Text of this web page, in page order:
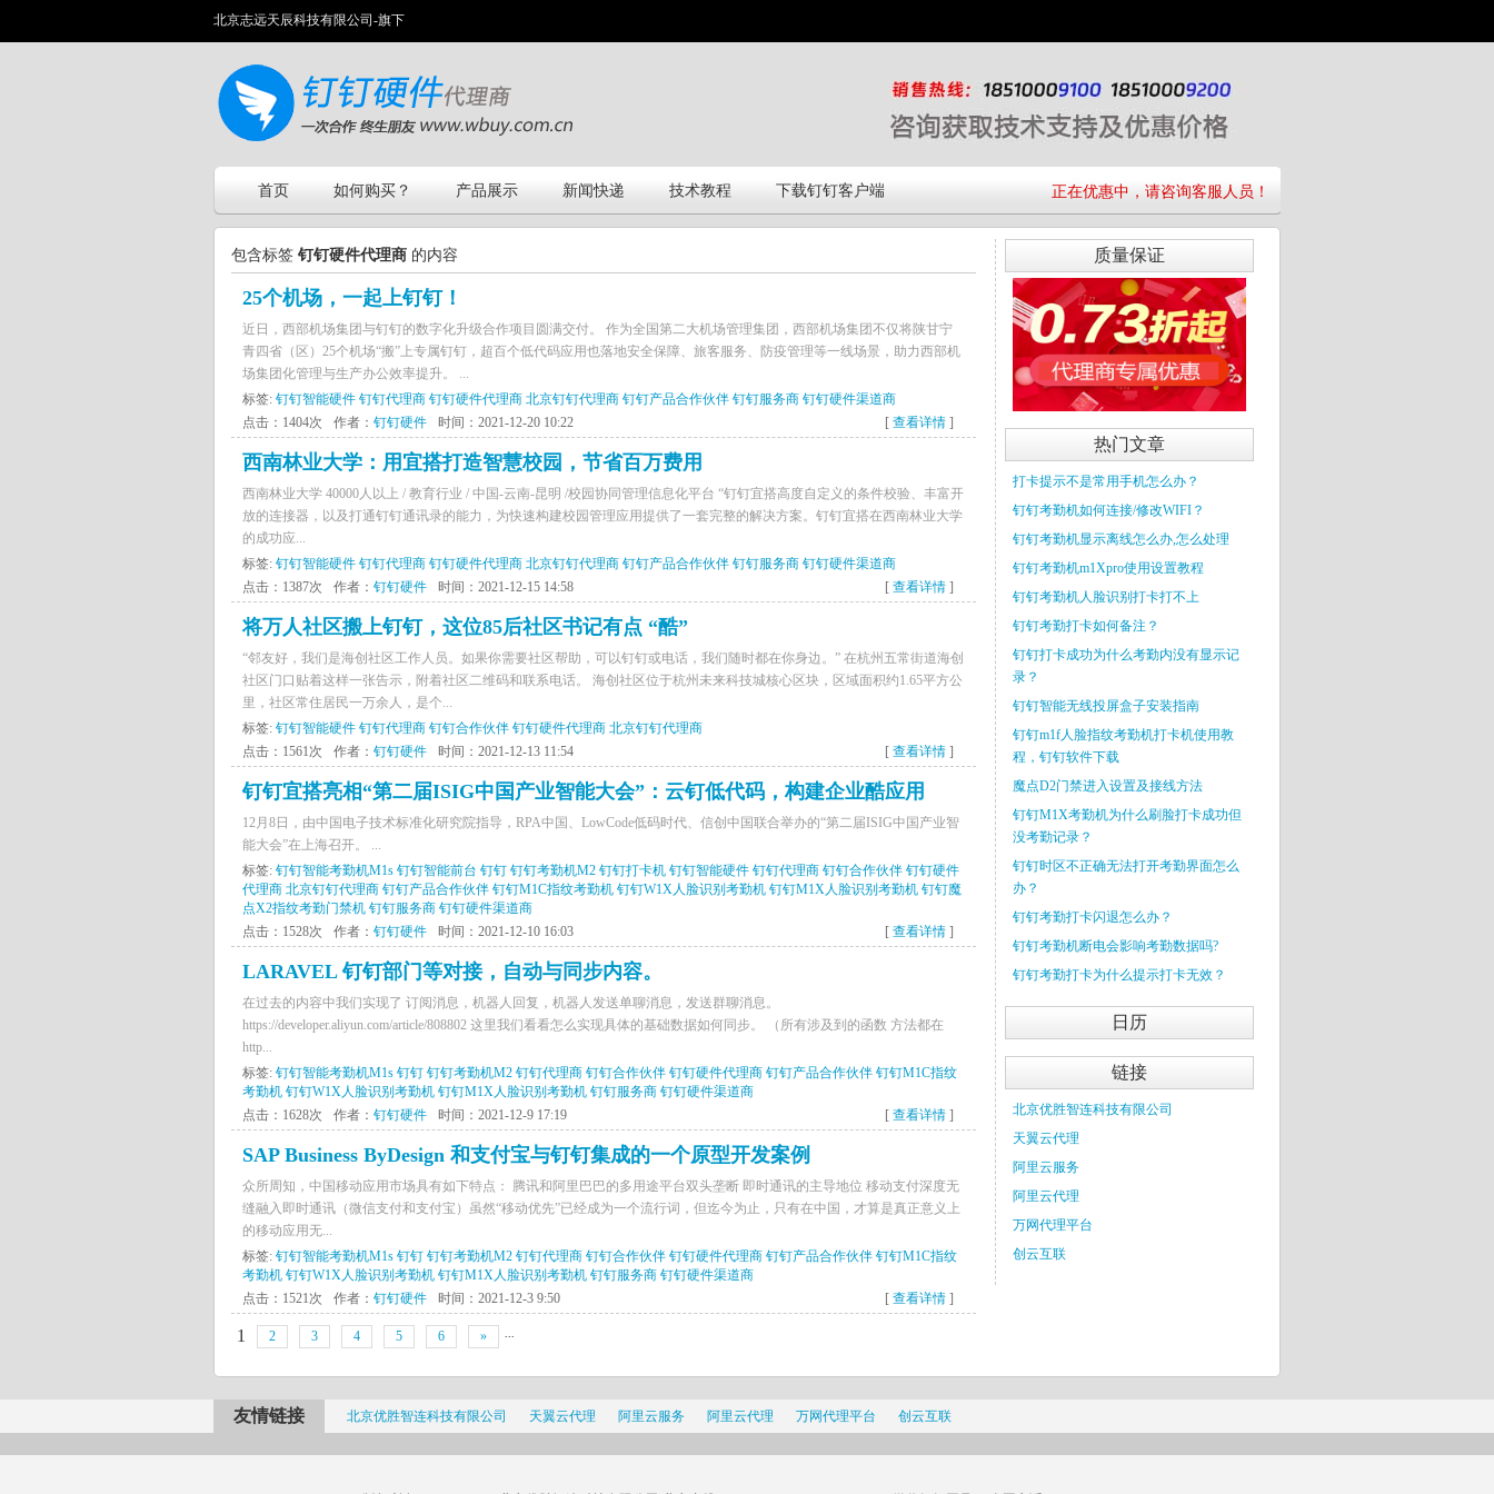
北京志远天辰科技有限公司-旗下
首页 如何购买？ 产品展示 新闻快递 技术教程 下载钉钉客户端 正在优惠中，请咨询客服人员！
包含标签 钉钉硬件代理商 的内容
25个机场，一起上钉钉！
近日，西部机场集团与钉钉的数字化升级合作项目圆满交付。 作为全国第二大机场管理集团，西部机场集团不仅将陕甘宁
青四省（区）25个机场“搬”上专属钉钉，超百个低代码应用也落地安全保障、旅客服务、防疫管理等一线场景，助力西部机
场集团化管理与生产办公效率提升。 ...
标签: 钉钉智能硬件 钉钉代理商 钉钉硬件代理商 北京钉钉代理商 钉钉产品合作伙伴 钉钉服务商 钉钉硬件渠道商
点击：1404次
作者： 钉钉硬件 时间：2021-12-20 10:22 [ 查看详情 ]
西南林业大学：用宜搭打造智慧校园，节省百万费用
西南林业大学 40000人以上 / 教育行业 / 中国-云南-昆明 /校园协同管理信息化平台 “钉钉宜搭高度自定义的条件校验、丰富开
放的连接器，以及打通钉钉通讯录的能力，为快速构建校园管理应用提供了一套完整的解决方案。钉钉宜搭在西南林业大学
的成功应...
标签: 钉钉智能硬件 钉钉代理商 钉钉硬件代理商 北京钉钉代理商 钉钉产品合作伙伴 钉钉服务商 钉钉硬件渠道商
点击：1387次
作者： 钉钉硬件 时间：2021-12-15 14:58 [ 查看详情 ]
将万人社区搬上钉钉，这位85后社区书记有点 “酷”
“邻友好，我们是海创社区工作人员。如果你需要社区帮助，可以钉钉或电话，我们随时都在你身边。” 在杭州五常街道海创
社区门口贴着这样一张告示，附着社区二维码和联系电话。 海创社区位于杭州未来科技城核心区块，区域面积约1.65平方公
里，社区常住居民一万余人，是个...
标签: 钉钉智能硬件 钉钉代理商 钉钉合作伙伴 钉钉硬件代理商 北京钉钉代理商
点击：1561次
作者： 钉钉硬件 时间：2021-12-13 11:54 [ 查看详情 ]
钉钉宜搭亮相“第二届ISIG中国产业智能大会”：云钉低代码，构建企业酷应用
12月8日，由中国电子技术标准化研究院指导，RPA中国、LowCode低码时代、信创中国联合举办的“第二届ISIG中国产业智
能大会”在上海召开。 ...
标签: 钉钉智能考勤机M1s 钉钉智能前台 钉钉 钉钉考勤机M2 钉钉打卡机 钉钉智能硬件 钉钉代理商 钉钉合作伙伴 钉钉硬件
代理商 北京钉钉代理商 钉钉产品合作伙伴 钉钉M1C指纹考勤机 钉钉W1X人脸识别考勤机 钉钉M1X人脸识别考勤机 钉钉魔
点X2指纹考勤门禁机 钉钉服务商 钉钉硬件渠道商
点击：1528次
作者： 钉钉硬件 时间：2021-12-10 16:03 [ 查看详情 ]
LARAVEL 钉钉部门等对接，自动与同步内容。
在过去的内容中我们实现了 订阅消息，机器人回复，机器人发送单聊消息，发送群聊消息。
https://developer.aliyun.com/article/808802 这里我们看看怎么实现具体的基础数据如何同步。 （所有涉及到的函数 方法都在
http...
标签: 钉钉智能考勤机M1s 钉钉 钉钉考勤机M2 钉钉代理商 钉钉合作伙伴 钉钉硬件代理商 钉钉产品合作伙伴 钉钉M1C指纹
考勤机 钉钉W1X人脸识别考勤机 钉钉M1X人脸识别考勤机 钉钉服务商 钉钉硬件渠道商
点击：1628次
作者： 钉钉硬件 时间：2021-12-9 17:19 [ 查看详情 ]
SAP Business ByDesign 和支付宝与钉钉集成的一个原型开发案例
众所周知，中国移动应用市场具有如下特点： 腾讯和阿里巴巴的多用途平台双头垄断 即时通讯的主导地位 移动支付深度无
缝融入即时通讯（微信支付和支付宝）虽然“移动优先”已经成为一个流行词，但迄今为止，只有在中国，才算是真正意义上
的移动应用无...
标签: 钉钉智能考勤机M1s 钉钉 钉钉考勤机M2 钉钉代理商 钉钉合作伙伴 钉钉硬件代理商 钉钉产品合作伙伴 钉钉M1C指纹
考勤机 钉钉W1X人脸识别考勤机 钉钉M1X人脸识别考勤机 钉钉服务商 钉钉硬件渠道商
点击：1521次
作者： 钉钉硬件 时间：2021-12-3 9:50 [ 查看详情 ]
1 2 3 4 5 6 ...
»
质量保证
热门文章
打卡提示不是常用手机怎么办？
钉钉考勤机如何连接/修改WIFI？
钉钉考勤机显示离线怎么办,怎么处理
钉钉考勤机m1Xpro使用设置教程
钉钉考勤机人脸识别打卡打不上
钉钉考勤打卡如何备注？
钉钉打卡成功为什么考勤内没有显示记
录？
钉钉智能无线投屏盒子安装指南
钉钉m1f人脸指纹考勤机打卡机使用教
程，钉钉软件下载
魔点D2门禁进入设置及接线方法
钉钉M1X考勤机为什么刷脸打卡成功但
没考勤记录？
钉钉时区不正确无法打开考勤界面怎么
办？
钉钉考勤打卡闪退怎么办？
钉钉考勤机断电会影响考勤数据吗?
钉钉考勤打卡为什么提示打卡无效？
日历
链接
北京优胜智连科技有限公司
天翼云代理
阿里云服务
阿里云代理
万网代理平台
创云互联
友情链接 北京优胜智连科技有限公司 天翼云代理 阿里云服务 阿里云代理 万网代理平台 创云互联